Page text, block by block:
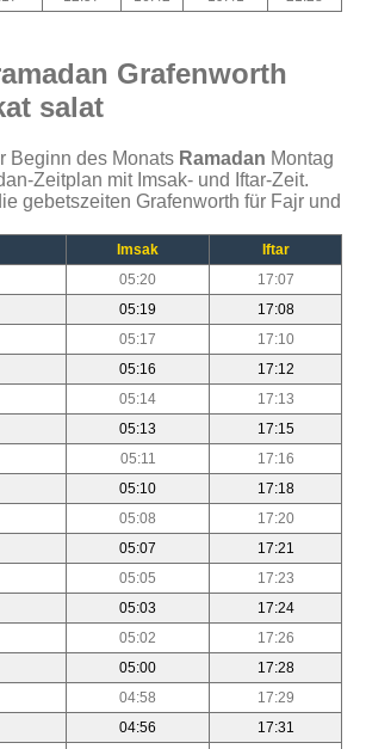
Grafenworth
salat
Beginn des Monats Ramadan Montag
Zeitplan mit Imsak- und Iftar-Zeit.
gebetszeiten Grafenworth für Fajr und
Imsak
Iftar
05:20
17:07
05:19
17:08
05:17
17:10
05:16
17:12
05:14
17:13
05:13
17:15
05:11
17:16
05:10
17:18
05:08
17:20
05:07
17:21
05:05
17:23
05:03
17:24
05:02
17:26
05:00
17:28
04:58
17:29
04:56
17:31